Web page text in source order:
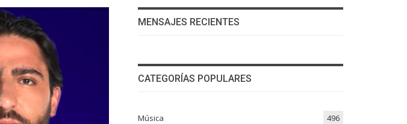
MENSAJES RECIENTES
CATEGORÍAS POPULARES
Música 496